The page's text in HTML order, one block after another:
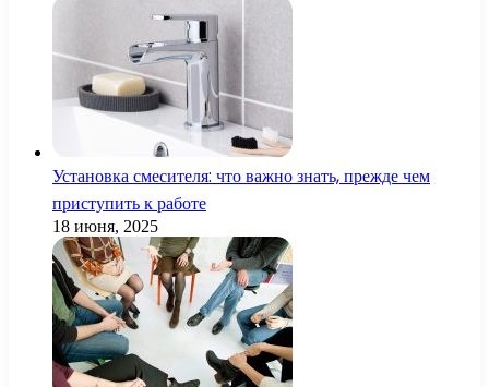
Установка смесителя: что важно знать, прежде чем
приступить к работе
18 июня, 2025